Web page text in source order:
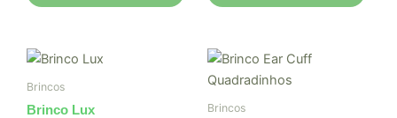
Brincos
Brinco Lux Brincos